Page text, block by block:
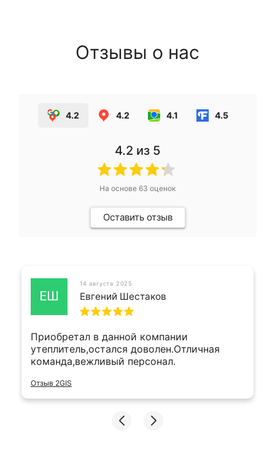
Отзывы о нас
4.2 4.2 4.1 4.5
4.2 из 5
На основе 63 оценок
Оставить отзыв
ЕШ
14 августа 2025
Евгений Шестаков
Приобретал в данной компании
утеплитель,остался доволен.Отличная
команда,вежливый персонал.
Отзыв 2GIS